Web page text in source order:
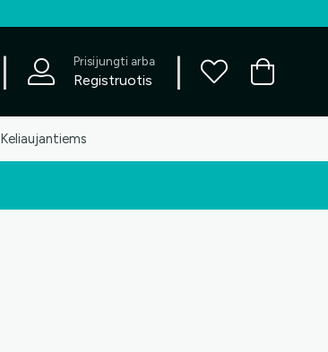
Prisijungti arba
Registruotis
Keliaujantiems